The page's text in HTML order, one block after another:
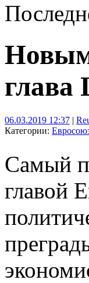
Новым
06.03.2019 12:37 |
Категории:
Самый
главой